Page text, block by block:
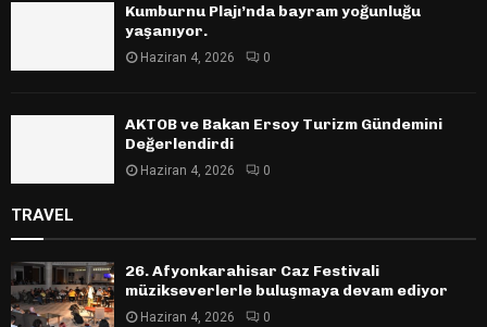
Kumburnu Plajı’nda bayram yoğunluğu
yaşanıyor.
Haziran 4, 2026 0
AKTOB ve Bakan Ersoy Turizm Gündemini
Değerlendirdi
Haziran 4, 2026 0
TRAVEL
26. Afyonkarahisar Caz Festivali
müzikseverlerle buluşmaya devam ediyor
Haziran 4, 2026 0